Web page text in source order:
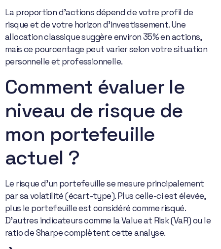
La proportion d’actions dépend de votre profil de
risque et de votre horizon d’investissement. Une
allocation classique suggère environ 35% en actions,
mais ce pourcentage peut varier selon votre situation
personnelle et professionnelle.
Comment évaluer le
niveau de risque de
mon portefeuille
actuel ?
Le risque d’un portefeuille se mesure principalement
par sa volatilité (écart-type). Plus celle-ci est élevée,
plus le portefeuille est considéré comme risqué.
D’autres indicateurs comme la Value at Risk (VaR) ou le
ratio de Sharpe complètent cette analyse.